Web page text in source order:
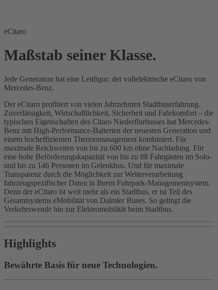
eCitaro
Maßstab seiner Klasse.
Jede Generation hat eine Leitfigur: der vollelektrische eCitaro von
Mercedes-Benz.
Der eCitaro profitiert von vielen Jahrzehnten Stadtbuserfahrung.
Zuverlässigkeit, Wirtschaftlichkeit, Sicherheit und Fahrkomfort – die
typischen Eigenschaften des Citaro Niederflurbusses hat Mercedes-
Benz mit High-Performance-Batterien der neuesten Generation und
einem hocheffizienten Thermomanagement kombiniert. Für
maximale Reichweiten von bis zu 600 km ohne Nachladung. Für
eine hohe Beförderungskapazität von bis zu 88 Fahrgästen im Solo-
und bis zu 146 Personen im Gelenkbus. Und für maximale
Transparenz durch die Möglichkeit zur Weiterverarbeitung
fahrzeugspezifischer Daten in Ihrem Fuhrpark-Managementsystem.
Denn der eCitaro ist weit mehr als ein Stadtbus, er ist Teil des
Gesamtsystems eMobilität von Daimler Buses. So gelingt die
Verkehrswende hin zur Elektromobilität beim Stadtbus.
Highlights
Bewährte Basis für neue Technologien.